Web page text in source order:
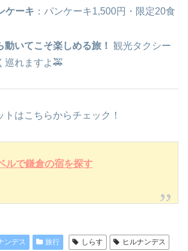
ケーキ ：パンケーキ1,500円・限定20食
いてこそ楽しめる旅！ 観光タクシー
巡れますよ🚕
はこちらからチェック！
ルで鎌倉の宿を探す
ンデス 旅行 しらす
ヒルナンデス